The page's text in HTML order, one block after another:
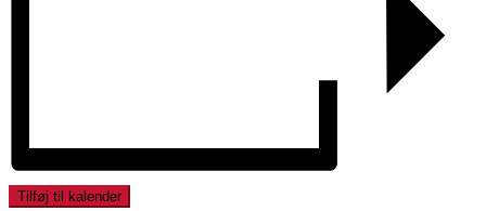
Tilføj til kalender